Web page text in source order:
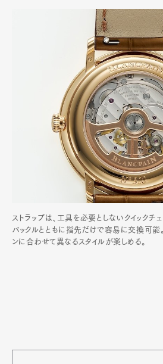
ストラップは、工具を必要としないクイックチ
バックルとともに指先だけで容易に交換可能
ンに合わせて異なるスタイルが楽しめる。